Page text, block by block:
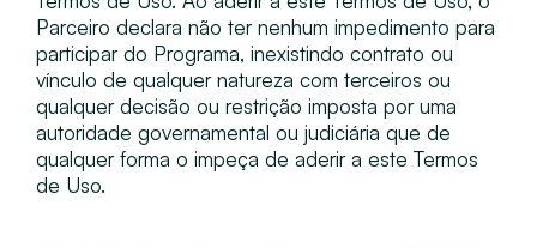
Parceiro declara não ter nenhum impedimento para
participar do Programa, inexistindo contrato ou
vínculo de qualquer natureza com terceiros ou
qualquer decisão ou restrição imposta por uma
autoridade governamental ou judiciária que de
qualquer forma o impeça de aderir a este Termos
de Uso.